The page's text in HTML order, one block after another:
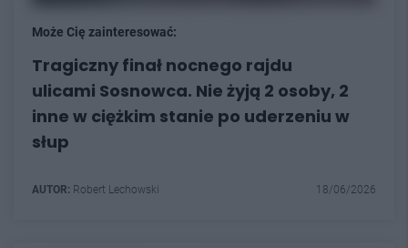
Może Cię zainteresować:
Tragiczny finał nocnego rajdu
ulicami Sosnowca. Nie żyją 2 osoby, 2
inne w ciężkim stanie po uderzeniu w
słup
AUTOR: Robert Lechowski 18/06/2026